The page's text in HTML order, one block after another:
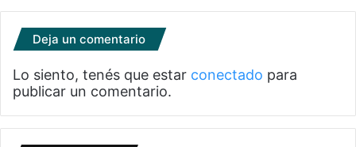
Deja un comentario
Lo siento, tenés que estar conectado para
publicar un comentario.